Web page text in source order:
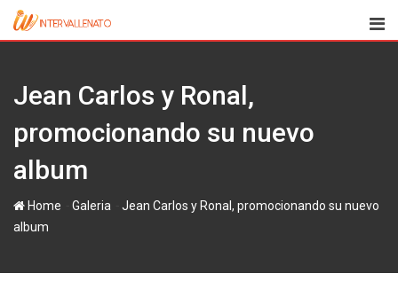
Skip
Jean Carlos y Ronal,
promocionando‏ su nuevo
album
Home Galeria
Jean Carlos y Ronal, promocionando‏ su nuevo
album
paul
1 marzo, 2012